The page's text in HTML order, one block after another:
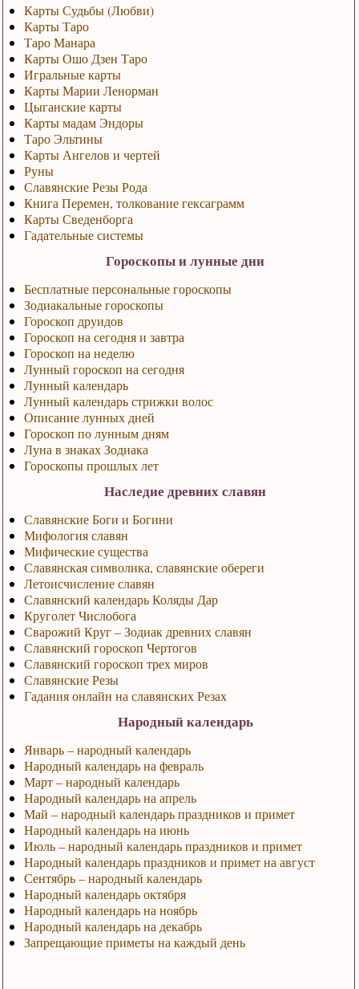
Карты Судьбы (Любви)
Карты Таро
Таро Манара
Карты Ошо Дзен Таро
Игральные карты
Карты Марии Ленорман
Цыганские карты
Карты мадам Эндоры
Таро Эльтины
Карты Ангелов и чертей
Руны
Славянские Резы Рода
Книга Перемен, толкование гексаграмм
Карты Сведенборга
Гадательные системы
Гороскопы и лунные дни
Бесплатные персональные гороскопы
Зодиакальные гороскопы
Гороскоп друидов
Гороскоп на сегодня и завтра
Гороскоп на неделю
Лунный гороскоп на сегодня
Лунный календарь
Лунный календарь стрижки волос
Описание лунных дней
Гороскоп по лунным дням
Луна в знаках Зодиака
Гороскопы прошлых лет
Наследие древних славян
Славянские Боги и Богини
Мифология славян
Мифические существа
Славянская символика, славянские обереги
Летоисчисление славян
Славянский календарь Коляды Дар
Круголет Числобога
Сварожий Круг – Зодиак древних славян
Славянский гороскоп Чертогов
Славянский гороскоп трех миров
Славянские Резы
Гадания онлайн на славянских Резах
Народный календарь
Январь – народный календарь
Народный календарь на февраль
Март – народный календарь
Народный календарь на апрель
Май – народный календарь праздников и примет
Народный календарь на июнь
Июль – народный календарь праздников и примет
Народный календарь праздников и примет на август
Сентябрь – народный календарь
Народный календарь октября
Народный календарь на ноябрь
Народный календарь на декабрь
Запрещающие приметы на каждый день